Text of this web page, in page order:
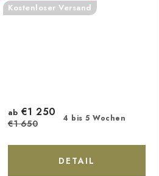
Kostenloser Versand
4 bis 5 Wochen
ab €1 250
€1 650
DETAIL